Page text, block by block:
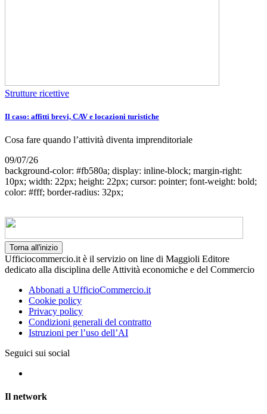
Strutture ricettive
Il caso: affitti brevi, CAV e locazioni turistiche
Cosa fare quando l’attività diventa imprenditoriale
09/07/26
background-color: #fb580a; display: inline-block; margin-right:
10px; width: 22px; height: 22px; cursor: pointer; font-weight: bold;
color: #fff; border-radius: 32px;
Torna all'inizio
Ufficiocommercio.it è il servizio on line di Maggioli Editore
dedicato alla disciplina delle Attività economiche e del Commercio
Abbonati a UfficioCommercio.it
Cookie policy
Privacy policy
Condizioni generali del contratto
Istruzioni per l’uso dell’AI
Seguici sui social
Il network